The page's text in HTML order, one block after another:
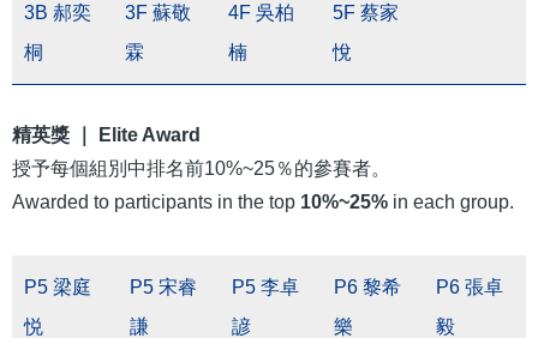
3B 郝奕
桐
3F 蘇敬
霖
4F 吳柏
楠
5F 蔡家
悅
精英獎 ｜ Elite Award
授予每個組別中排名前10%~25％的參賽者。
Awarded to participants in the top 10%~25% in each group.
P5 梁庭
悦
P5 宋睿
謙
P5 李卓
諺
P6 黎希
樂
P6 張卓
毅